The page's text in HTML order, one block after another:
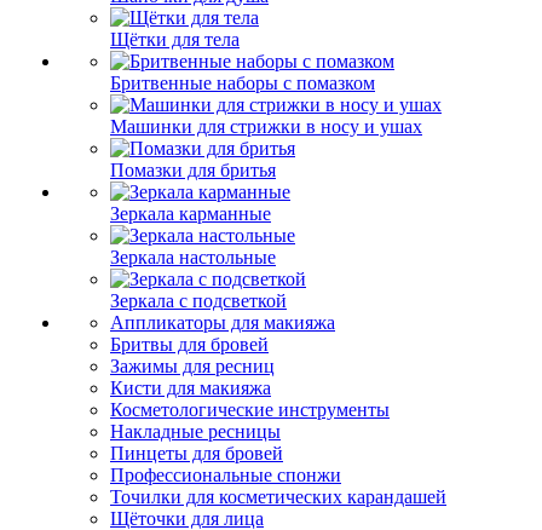
Щётки для тела
Бритвенные наборы с помазком
Машинки для стрижки в носу и ушах
Помазки для бритья
Зеркала карманные
Зеркала настольные
Зеркала с подсветкой
Аппликаторы для макияжа
Бритвы для бровей
Зажимы для ресниц
Кисти для макияжа
Косметологические инструменты
Накладные ресницы
Пинцеты для бровей
Профессиональные спонжи
Точилки для косметических карандашей
Щёточки для лица